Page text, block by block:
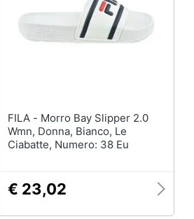
FILA - Morro Bay Slipper 2.0
Wmn, Donna, Bianco, Le
Ciabatte, Numero: 38 Eu
€ 23,02